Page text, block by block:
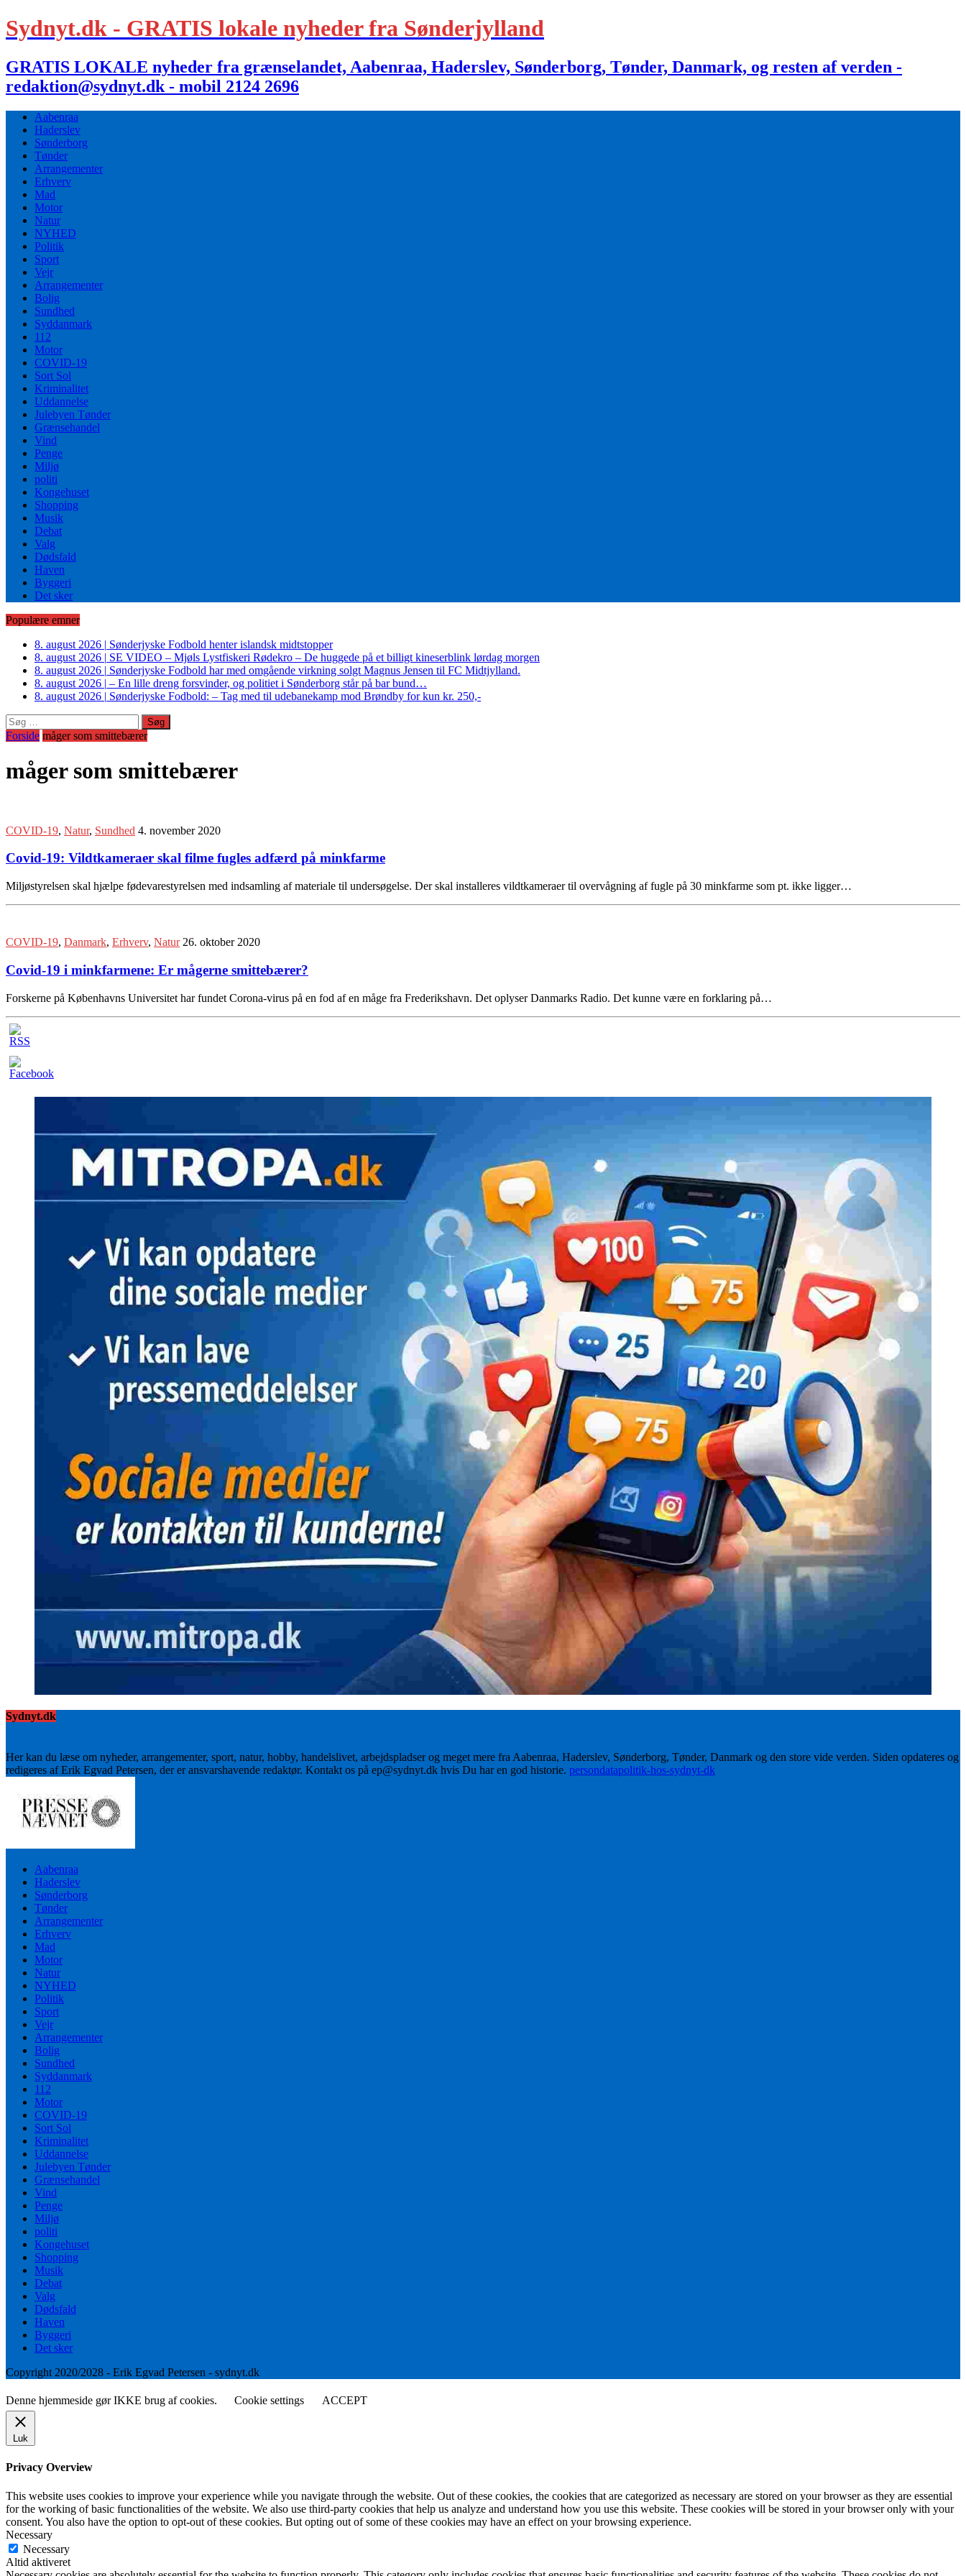
Sydnyt.dk - GRATIS lokale nyheder fra Sønderjylland
GRATIS LOKALE nyheder fra grænselandet, Aabenraa, Haderslev, Sønderborg, Tønder, Danmark, og resten af verden -
redaktion@sydnyt.dk - mobil 2124 2696
Aabenraa
Haderslev
Sønderborg
Tønder
Arrangementer
Erhverv
Mad
Motor
Natur
NYHED
Politik
Sport
Vejr
Arrangementer
Bolig
Sundhed
Syddanmark
112
Motor
COVID-19
Sort Sol
Kriminalitet
Uddannelse
Julebyen Tønder
Grænsehandel
Vind
Penge
Miljø
politi
Kongehuset
Shopping
Musik
Debat
Valg
Dødsfald
Haven
Byggeri
Det sker
Populære emner
8. august 2026 | Sønderjyske Fodbold henter islandsk midtstopper
8. august 2026 | SE VIDEO – Mjøls Lystfiskeri Rødekro – De huggede på et billigt kineserblink lørdag morgen
8. august 2026 | Sønderjyske Fodbold har med omgående virkning solgt Magnus Jensen til FC Midtjylland.
8. august 2026 | – En lille dreng forsvinder, og politiet i Sønderborg står på bar bund…
8. august 2026 | Sønderjyske Fodbold: – Tag med til udebanekamp mod Brøndby for kun kr. 250,-
Søg
efter:
Forside måger som smittebærer
måger som smittebærer
COVID-19, Natur, Sundhed 4. november 2020
Covid-19: Vildtkameraer skal filme fugles adfærd på minkfarme
Miljøstyrelsen skal hjælpe fødevarestyrelsen med indsamling af materiale til undersøgelse. Der skal installeres vildtkameraer til overvågning af fugle på 30 minkfarme som pt. ikke ligger…
COVID-19, Danmark, Erhverv, Natur 26. oktober 2020
Covid-19 i minkfarmene: Er mågerne smittebærer?
Forskerne på Københavns Universitet har fundet Corona-virus på en fod af en måge fra Frederikshavn. Det oplyser Danmarks Radio. Det kunne være en forklaring på…
Sydnyt.dk
Her kan du læse om nyheder, arrangementer, sport, natur, hobby, handelslivet, arbejdspladser og meget mere fra Aabenraa, Haderslev, Sønderborg, Tønder, Danmark og den store vide verden. Siden opdateres og
redigeres af Erik Egvad Petersen, der er ansvarshavende redaktør. Kontakt os på ep@sydnyt.dk hvis Du har en god historie. persondatapolitik-hos-sydnyt-dk
Aabenraa
Haderslev
Sønderborg
Tønder
Arrangementer
Erhverv
Mad
Motor
Natur
NYHED
Politik
Sport
Vejr
Arrangementer
Bolig
Sundhed
Syddanmark
112
Motor
COVID-19
Sort Sol
Kriminalitet
Uddannelse
Julebyen Tønder
Grænsehandel
Vind
Penge
Miljø
politi
Kongehuset
Shopping
Musik
Debat
Valg
Dødsfald
Haven
Byggeri
Det sker
Copyright 2020/2028 - Erik Egvad Petersen - sydnyt.dk
Denne hjemmeside gør IKKE brug af cookies. Cookie settings ACCEPT
Luk
Privacy Overview
This website uses cookies to improve your experience while you navigate through the website. Out of these cookies, the cookies that are categorized as necessary are stored on your browser as they are essential
for the working of basic functionalities of the website. We also use third-party cookies that help us analyze and understand how you use this website. These cookies will be stored in your browser only with your
consent. You also have the option to opt-out of these cookies. But opting out of some of these cookies may have an effect on your browsing experience.
Necessary
Necessary
Altid aktiveret